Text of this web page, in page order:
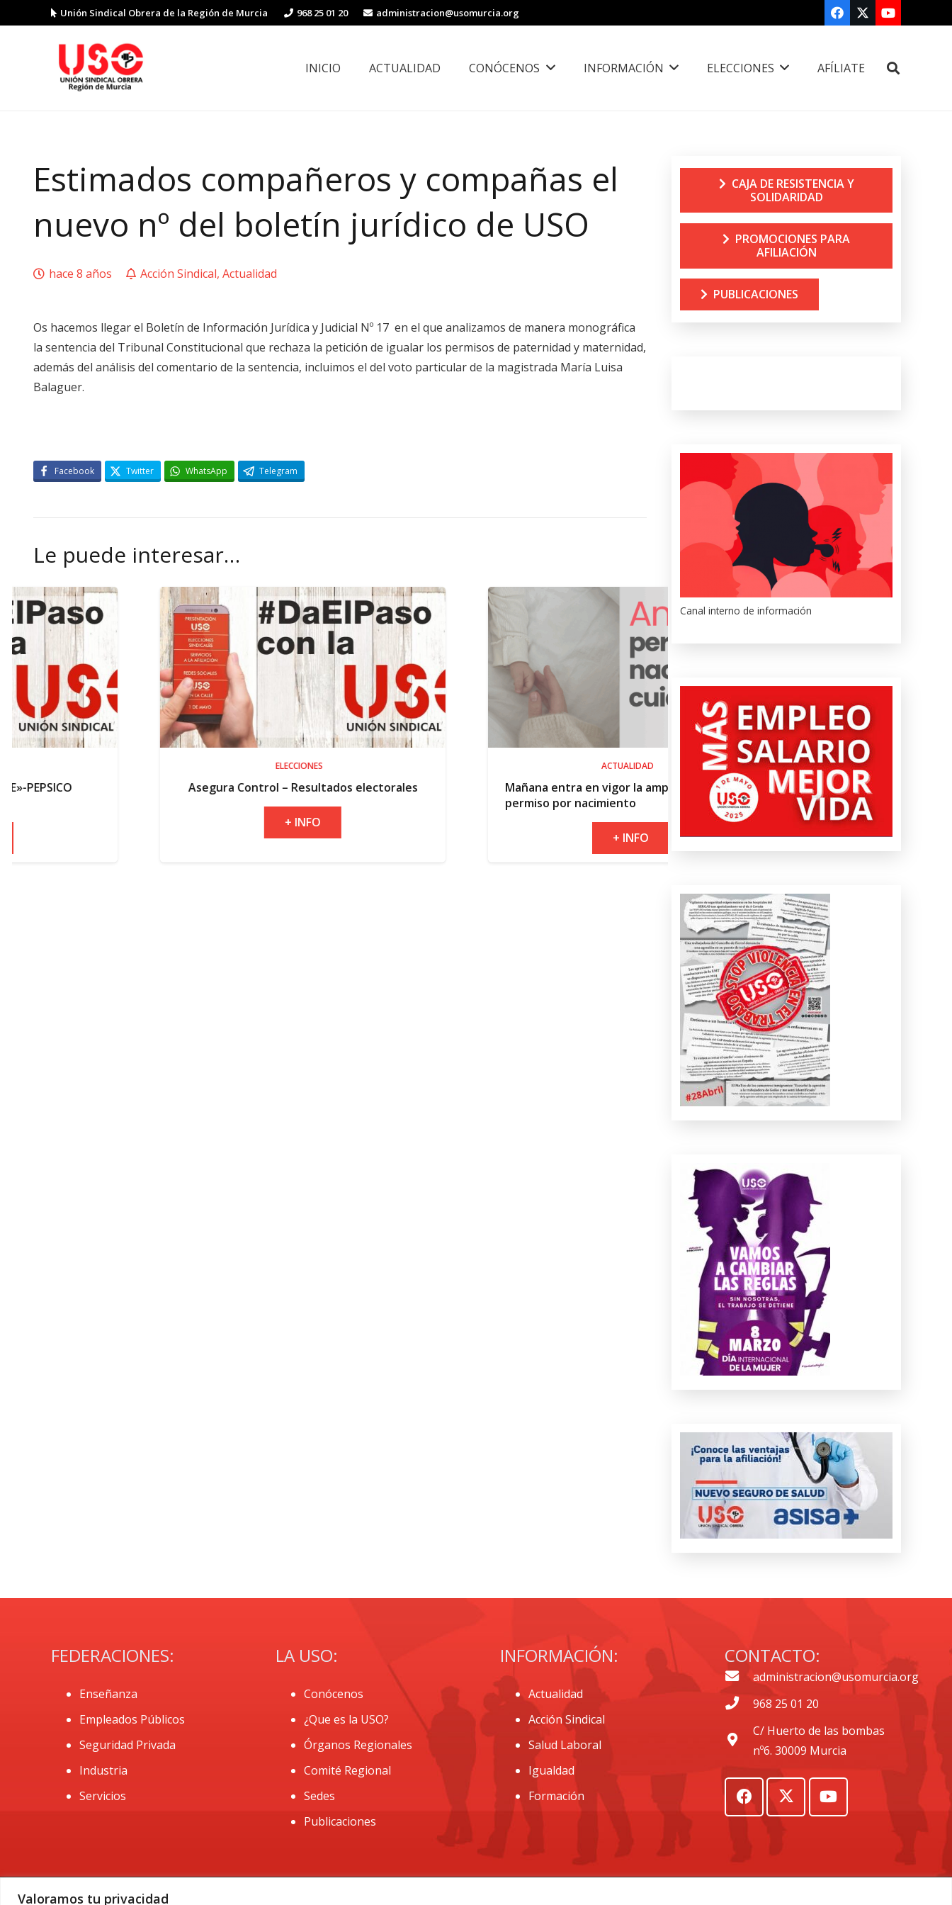
Valoramos tu privacidad
Unión Sindical Obrera de la Región de Murcia 968 25 01 20 administracion@usomurcia.org
INICIO ACTUALIDAD CONÓCENOS INFORMACIÓN ELECCIONES AFÍLIATE
Estimados compañeros y compañas el
nuevo nº del boletín jurídico de USO
hace 8 años Acción Sindical, Actualidad
Os hacemos llegar el Boletín de Información Jurídica y Judicial Nº 17 en el que analizamos de manera monográfica
la sentencia del Tribunal Constitucional que rechaza la petición de igualar los permisos de paternidad y maternidad,
además del análisis del comentario de la sentencia, incluimos el del voto particular de la magistrada María Luisa
Balaguer.
Facebook Twitter WhatsApp Telegram
Le puede interesar…
Asegura Control – Resultados electorales
Mañana entra en vigor la ampliación del
permiso por nacimiento
SALUD LABORAL
Procedimiento práctico ante alerta
roja por calor
+ INFO
CAJA DE RESISTENCIA Y
SOLIDARIDAD
PROMOCIONES PARA
AFILIACIÓN
PUBLICACIONES
Canal interno de información
FEDERACIONES:
Enseñanza
Empleados Públicos
Seguridad Privada
Industria
Servicios
LA USO:
Conócenos
¿Que es la USO?
Órganos Regionales
Comité Regional
Sedes
Publicaciones
INFORMACIÓN:
Actualidad
Acción Sindical
Salud Laboral
Igualdad
Formación
CONTACTO:
administracion@usomurcia.org
968 25 01 20
C/ Huerto de las bombas
nº6. 30009 Murcia